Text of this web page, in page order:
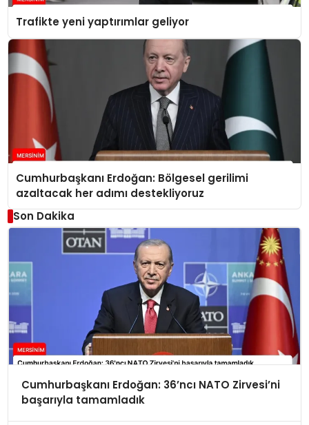
Trafikte yeni yaptırımlar geliyor
Cumhurbaşkanı Erdoğan: Bölgesel gerilimi
azaltacak her adımı destekliyoruz
Son Dakika
Cumhurbaşkanı Erdoğan: 36’ncı NATO Zirvesi’ni
başarıyla tamamladık